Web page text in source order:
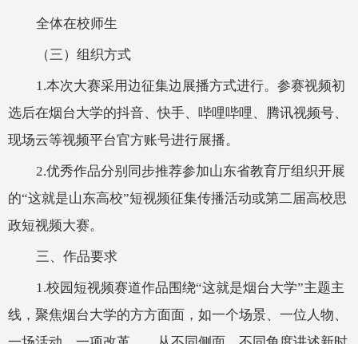
全体在校师生
（三）组织方式
1.本次大赛采用边征集边展播方式进行。参赛视频初
选后在烟台大学的抖音、快手、哔哩哔哩、腾讯视频号、
现场云等视频平台官方账号进行展播。
2.优秀作品分别同步推荐参加山东省教育厅组织开展
的“这就是山东高校”短视频征集传播活动或第二届高校思
政短视频大赛。
三、作品要求
1.校园短视频赛道作品围绕“这就是烟台大学”主题主
线，聚焦烟台大学的方方面面，如一个场景、一位人物、